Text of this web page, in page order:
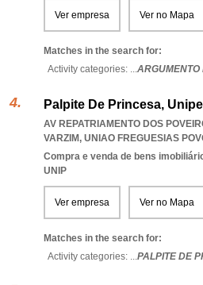
Ver empresa Ver no Mapa
Matches in the search for:
Activity categories: ...ARGUMENTO
Palpite De Princesa,
AV REPATRIAMENTO DOS
VARZIM, UNIAO FREGUESIAS
Compra e venda de bens
UNIP
Ver empresa Ver no Mapa
Matches in the search for:
Activity categories: ...PALPITE DE